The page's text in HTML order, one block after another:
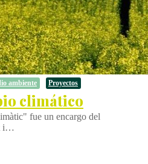
ambiente Proyectos
climático
fue un encargo del
i…